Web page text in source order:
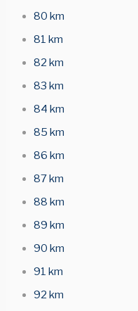
80 km
81 km
82 km
83 km
84 km
85 km
86 km
87 km
88 km
89 km
90 km
91 km
92 km